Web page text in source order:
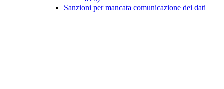
Sanzioni per mancata comunicazione dei dati